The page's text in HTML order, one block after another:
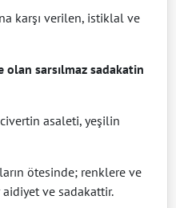
karşı verilen, istiklal ve
sarsılmaz sadakatin
asaleti, yeşilin
ötesinde; renklere ve
aidiyet ve sadakattir.